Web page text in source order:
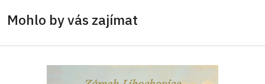
Mohlo by vás zajímat